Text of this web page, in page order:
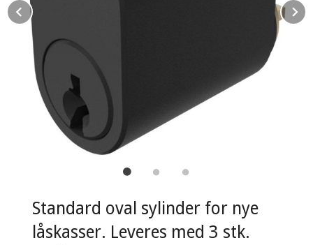
Prev
Standard oval sylinder for nye
låskasser. Leveres med 3 stk.